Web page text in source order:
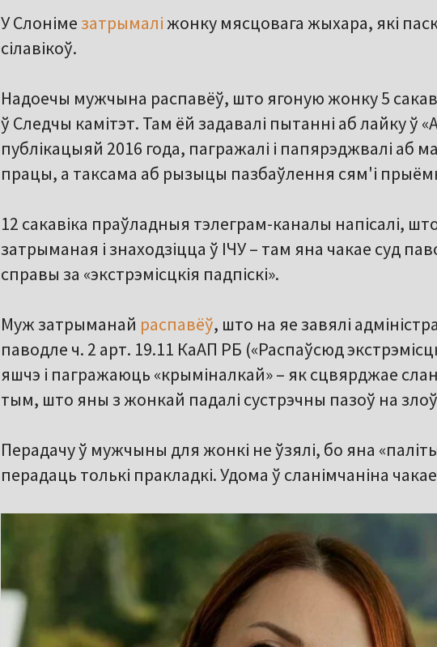
У Слоніме затрымаліжонку мясцовага жыхара, які
сілавікоў.
Надоечы мужчына распавёў, што ягоную жонку 5
ў Следчы камітэт. Там ёй задавалі пытанні аб лайку ў
публікацыяй 2016 года, пагражалі і папярэджвалі аб
працы, а таксама аб рызыцы пазбаўлення сям'і
12 сакавіка праўладныя тэлеграм-каналы напісалі,
затрыманая і знаходзіцца ў ІЧУ – там яна чакае суд
справы за «экстрэмісцкія падпіскі».
Муж затрыманай распавёў, што на яе завялі
паводле ч. 2 арт. 19.11 КаАП РБ («Распаўсюд
яшчэ і пагражаюць «крыміналкай» – як сцвярджае
тым, што яны з жонкай падалі сустрэчны пазоў на
Перадачу ў мужчыны для жонкі не ўзялі, бо яна
перадаць толькі пракладкі. Удома ў сланімчаніна